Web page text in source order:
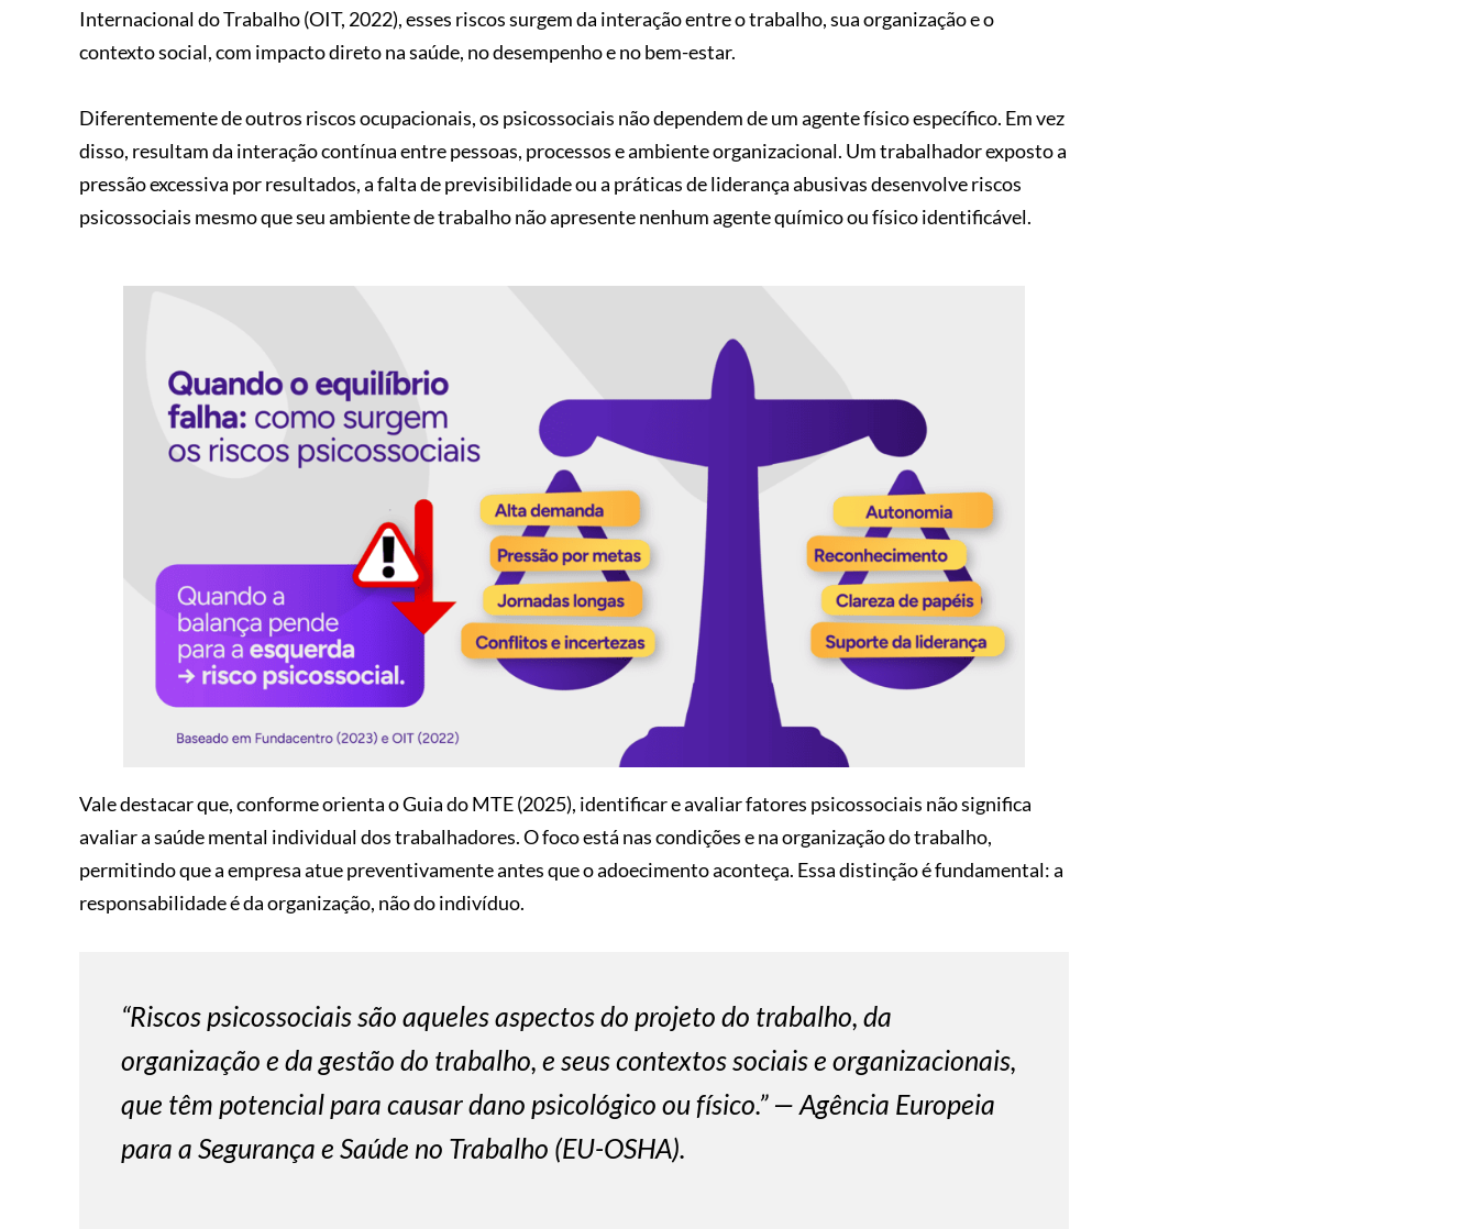
Internacional do Trabalho (OIT, 2022), esses riscos surgem da interação entre o trabalho, sua organização e o
contexto social, com impacto direto na saúde, no desempenho e no bem-estar.
Diferentemente de outros riscos ocupacionais, os psicossociais não dependem de um agente físico específico. Em vez
disso, resultam da interação contínua entre pessoas, processos e ambiente organizacional. Um trabalhador exposto a
pressão excessiva por resultados, a falta de previsibilidade ou a práticas de liderança abusivas desenvolve riscos
psicossociais mesmo que seu ambiente de trabalho não apresente nenhum agente químico ou físico identificável.
Vale destacar que, conforme orienta o Guia do MTE (2025), identificar e avaliar fatores psicossociais não significa
avaliar a saúde mental individual dos trabalhadores. O foco está nas condições e na organização do trabalho,
permitindo que a empresa atue preventivamente antes que o adoecimento aconteça. Essa distinção é fundamental: a
responsabilidade é da organização, não do indivíduo.
“Riscos psicossociais são aqueles aspectos do projeto do trabalho, da
organização e da gestão do trabalho, e seus contextos sociais e organizacionais,
que têm potencial para causar dano psicológico ou físico.” — Agência Europeia
para a Segurança e Saúde no Trabalho (EU-OSHA).